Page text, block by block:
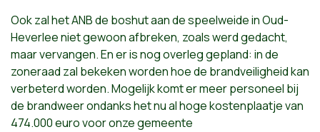
Ook zal het ANB de boshut aan de speelweide in Oud-
Heverlee niet gewoon afbreken, zoals werd gedacht,
maar vervangen. En er is nog overleg gepland: in de
zoneraad zal bekeken worden hoe de brandveiligheid kan
verbeterd worden. Mogelijk komt er meer personeel bij
de brandweer ondanks het nu al hoge kostenplaatje van
474.000 euro voor onze gemeente